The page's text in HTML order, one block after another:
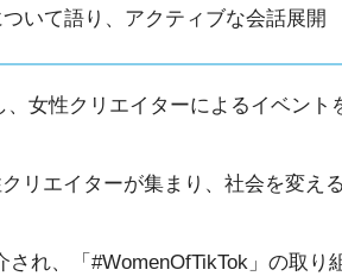
いて語り、アクティブな会話展開
女性クリエイターによるイベント
リエイターが集まり、社会を変え
れ、「#WomenOfTikTok」の取り